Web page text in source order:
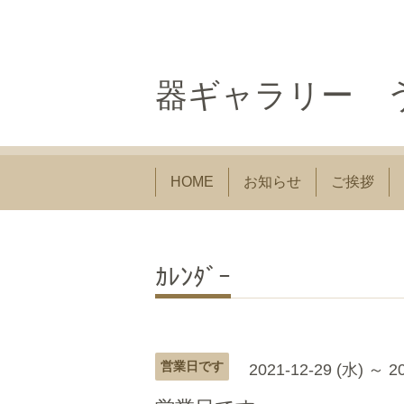
器ギャラリー
HOME お知らせ ご挨拶
ｶﾚﾝﾀﾞｰ
営業日です 2021-12-29 (水) ～